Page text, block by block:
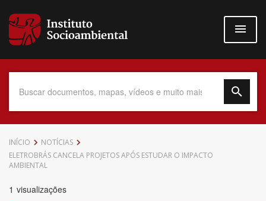
para
conteúdo
Data do Documento
INÍCIO
NOTÍCIAS
ELETROBRÁS CANCELA PROJETOS APÓS ESTUDAR O IMPACTO
AMBIENTAL
1 visualizações